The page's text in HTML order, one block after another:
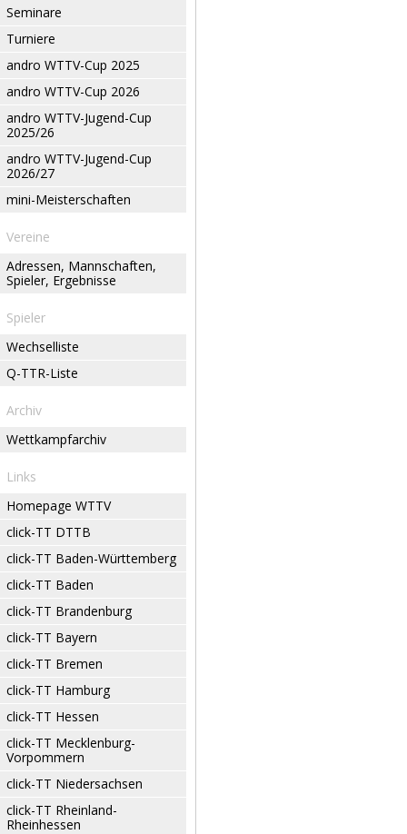
Seminare
Turniere
andro WTTV-Cup 2025
andro WTTV-Cup 2026
andro WTTV-Jugend-Cup
2025/26
andro WTTV-Jugend-Cup
2026/27
mini-Meisterschaften
Vereine
Adressen, Mannschaften,
Spieler, Ergebnisse
Spieler
Wechselliste
Q-TTR-Liste
Archiv
Wettkampfarchiv
Links
Homepage WTTV
click-TT DTTB
click-TT Baden-Württemberg
click-TT Baden
click-TT Brandenburg
click-TT Bayern
click-TT Bremen
click-TT Hamburg
click-TT Hessen
click-TT Mecklenburg-
Vorpommern
click-TT Niedersachsen
click-TT Rheinland-
Rheinhessen